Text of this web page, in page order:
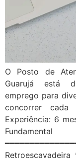
O Posto de
Guarujá está
emprego para
concorrer
Experiência: 6